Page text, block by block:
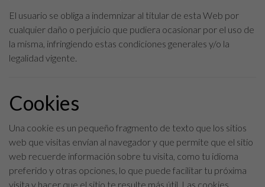
El usuario se obliga a indemnizar al titular de esta Web por
cualquier daño o perjuicio que pudiera ocasionar por el uso de
la misma, infringiendo estas condiciones generales y/o la
legalidad vigente.
Cookies
Una cookie es un pequeño fragmento de texto que los sitios
web que visitas envían al navegador y que permite que el sitio
web recuerde información sobre tu visita, como tu idioma
preferido y otras opciones, lo que puede facilitar tu próxima
visita y hacer que el sitio te resulte más útil. Las cookies